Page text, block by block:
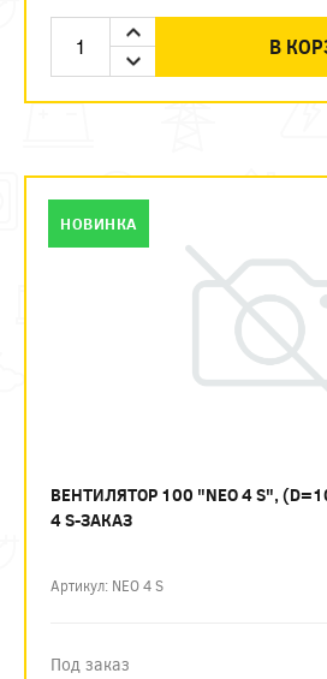
В
ВЕНТИЛЯТОР 100 "NEO 4 S",
4 S-ЗАКАЗ
Артикул: NEO 4 S
Под заказ
НОВИНКА